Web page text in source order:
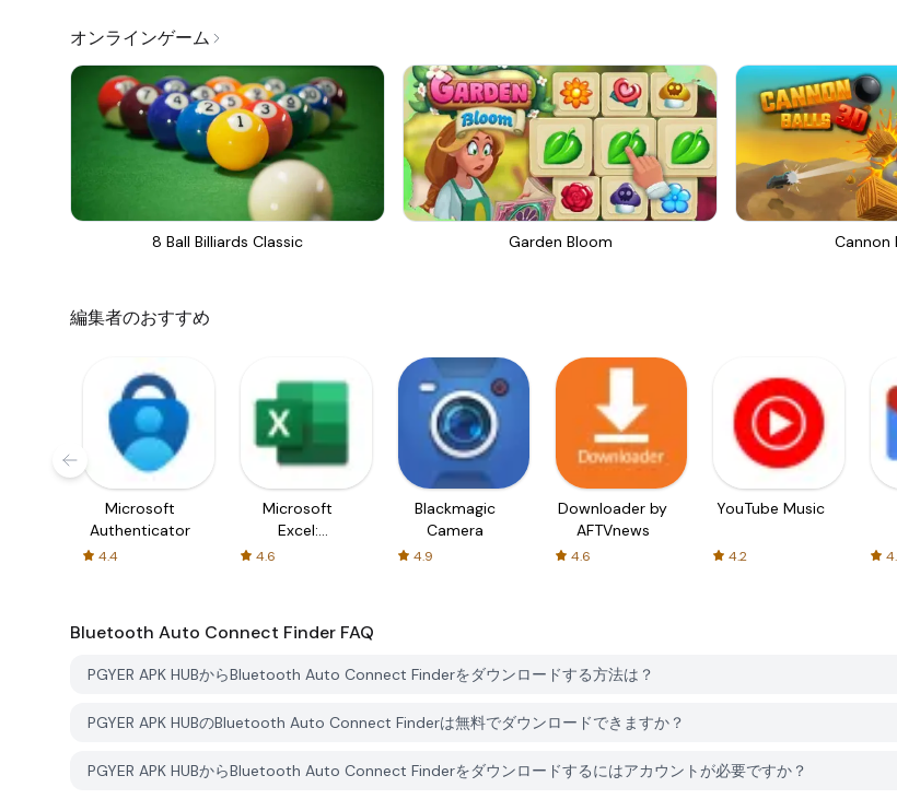
オンラインゲーム
8 Ball Billiards Classic Garden Bloom Cannon
編集者のおすすめ
Microsoft
Authenticator
4.4
Microsoft
Excel:
Spreadsheets
4.6
Blackmagic
Camera
4.9
Downloader by
AFTVnews
4.6
YouTube Music
4.2
Bluetooth Auto Connect Finder FAQ
PGYER APK HUBからBluetooth Auto Connect Finderをダウンロードする方法は？
PGYER APK HUBのBluetooth Auto Connect Finderは無料でダウンロードできますか？
PGYER APK HUBからBluetooth Auto Connect Finderをダウンロードするにはアカウントが必要ですか？